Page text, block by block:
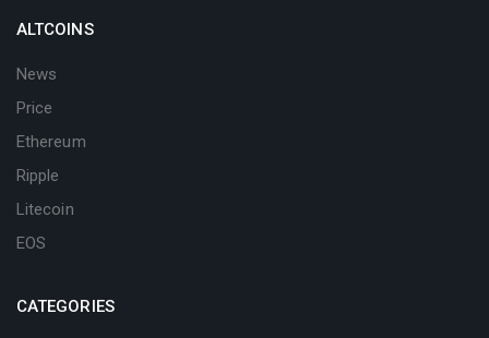
ALTCOINS
News
Price
Ethereum
Ripple
Litecoin
EOS
CATEGORIES